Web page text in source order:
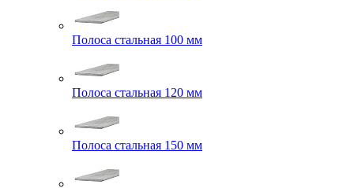
Полоса стальная 100 мм
Полоса стальная 120 мм
Полоса стальная 150 мм